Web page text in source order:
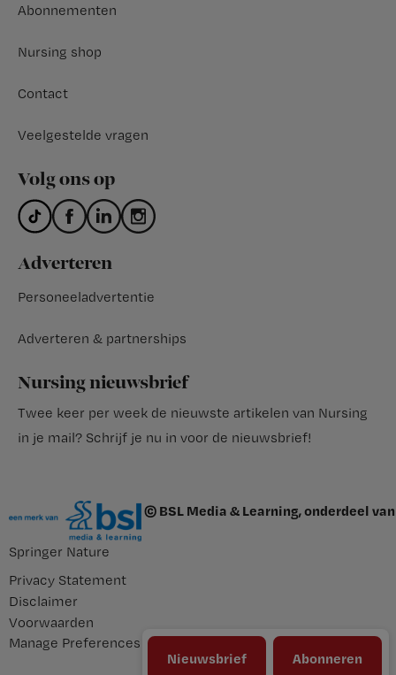
Nieuwsbrief Abonneren
Abonnementen
Nursing shop
Contact
Veelgestelde vragen
Volg ons op
Adverteren
Personeeladvertentie
Adverteren & partnerships
Nursing nieuwsbrief
Twee keer per week de nieuwste artikelen van Nursing
in je mail? Schrijf je nu in voor de nieuwsbrief!
© BSL Media & Learning, onderdeel van
Springer Nature
Privacy Statement
Disclaimer
Voorwaarden
Manage Preferences